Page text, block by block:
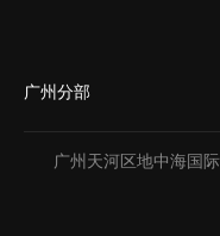
广州分部
广州天河区地中海国